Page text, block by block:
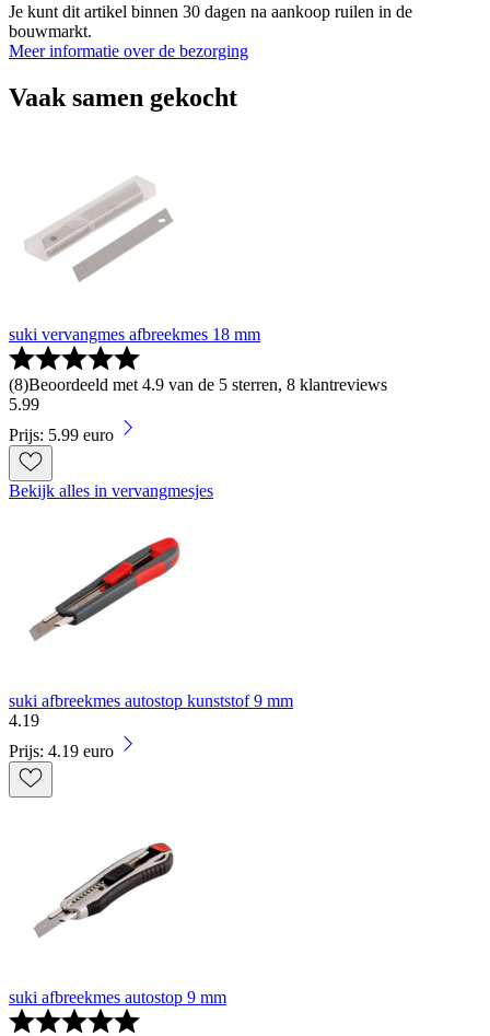
Je kunt dit artikel binnen 30 dagen na aankoop ruilen in de
bouwmarkt.
Meer informatie over de bezorging
Vaak samen gekocht
suki vervangmes afbreekmes 18 mm
(8)Beoordeeld met 4.9 van de 5 sterren, 8 klantreviews
5.99
Prijs: 5.99 euro
Bekijk alles in vervangmesjes
suki afbreekmes autostop kunststof 9 mm
4.19
Prijs: 4.19 euro
suki afbreekmes autostop 9 mm